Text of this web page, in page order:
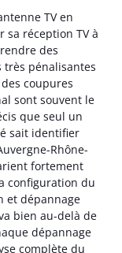
TV en
sa réception TV à
des
pénalisantes
coupures
sont souvent le
que seul un
sait identifier
Rhône-
fortement
configuration du
et dépannage
bien au-delà de
dépannage
complète du